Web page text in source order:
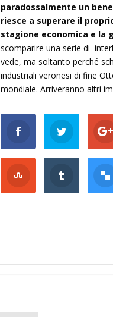
paradossalmente un
riesce a superare il
stagione economica e la
scomparire una serie di
vede, ma soltanto perché
industriali veronesi di fine
mondiale. Arriveranno altri